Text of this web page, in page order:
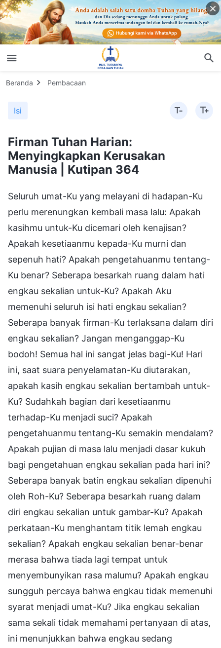
Beranda Pembacaan
Isi
Firman Tuhan Harian:
Menyingkapkan Kerusakan
Manusia | Kutipan 364
Seluruh umat-Ku yang melayani di hadapan-Ku
perlu merenungkan kembali masa lalu: Apakah
kasihmu untuk-Ku dicemari oleh kenajisan?
Apakah kesetiaanmu kepada-Ku murni dan
sepenuh hati? Apakah pengetahuanmu tentang-
Ku benar? Seberapa besarkah ruang dalam hati
engkau sekalian untuk-Ku? Apakah Aku
memenuhi seluruh isi hati engkau sekalian?
Seberapa banyak firman-Ku terlaksana dalam diri
engkau sekalian? Jangan menganggap-Ku
bodoh! Semua hal ini sangat jelas bagi-Ku! Hari
ini, saat suara penyelamatan-Ku diutarakan,
apakah kasih engkau sekalian bertambah untuk-
Ku? Sudahkah bagian dari kesetiaanmu
terhadap-Ku menjadi suci? Apakah
pengetahuanmu tentang-Ku semakin mendalam?
Apakah pujian di masa lalu menjadi dasar kukuh
bagi pengetahuan engkau sekalian pada hari ini?
Seberapa banyak batin engkau sekalian dipenuhi
oleh Roh-Ku? Seberapa besarkah ruang dalam
diri engkau sekalian untuk gambar-Ku? Apakah
perkataan-Ku menghantam titik lemah engkau
sekalian? Apakah engkau sekalian benar-benar
merasa bahwa tiada lagi tempat untuk
menyembunyikan rasa malumu? Apakah engkau
sungguh percaya bahwa engkau tidak memenuhi
syarat menjadi umat-Ku? Jika engkau sekalian
sama sekali tidak memahami pertanyaan di atas,
ini menunjukkan bahwa engkau sedang